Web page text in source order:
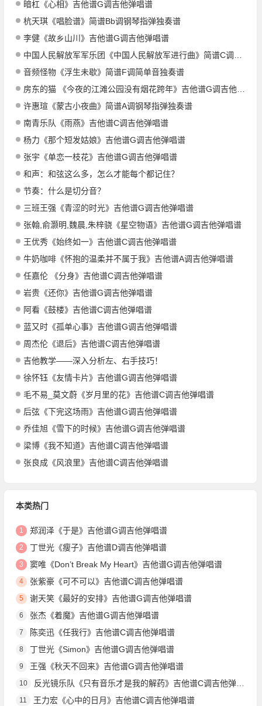
暗杠《心相》吉他谱G调吉他弹唱谱
杭天琪《唱脸谱》简谱Bb调钢琴指弹独奏谱
李健《故乡山川》吉他谱G调吉他弹唱谱
中国人民解放军军乐团《中国人民解放军进行曲》简谱C调钢琴指弹独奏谱
音频怪物《浮生未歇》简谱F调简单音独奏谱
房东的猫 《今夜的江滩公园没有烟花跨年》吉他谱G调吉他弹唱谱
许惠瑄《蒙古小夜曲》简谱A调钢琴指弹独奏谱
南青乐队《雨燕》吉他谱C调吉他弹唱谱
杨力《那个短发姑娘》吉他谱G调吉他弹唱谱
张宇《单恋一枝花》吉他谱G调吉他弹唱谱
和声：和弦这么多，怎么才能每个都记住？
节奏：什么是切分音？
三班王强《青涩的时光》吉他谱G调吉他弹唱谱
张翰,俞灏明,魏晨,朱梓骁《星空物语》吉他谱G调吉他弹唱谱
王优秀《始终如一》吉他谱C调吉他弹唱谱
牛奶咖啡《怀抱的温柔并不属于我》吉他谱A调吉他弹唱谱
任嘉伦 《分身》吉他谱C调吉他弹唱谱
岩贵《还你》吉他谱G调吉他弹唱谱
阿看《鼓楼》吉他谱C调吉他弹唱谱
蓝又时《孤单心事》吉他谱G调吉他弹唱谱
周杰伦《退后》吉他谱C调吉他弹唱谱
吉他教学——深入分析左、右手技巧！
徐怀钰《友情卡片》吉他谱G调吉他弹唱谱
毛不易_莫文蔚《岁月里的花》吉他谱C调吉他弹唱谱
后弦《下完这场雨》吉他谱G调吉他弹唱谱
乔佳旭《雪下的时候》吉他谱G调吉他弹唱谱
梁博《我不知道》吉他谱C调吉他弹唱谱
张良成《风浪里》吉他谱C调吉他弹唱谱
本类热门
1 郑润泽《于是》吉他谱G调吉他弹唱谱
2 丁世光《瘦子》吉他谱D调吉他弹唱谱
3 窦唯《Don’t Break My Heart》吉他谱G调吉他弹唱谱
4 张紫豪《可不可以》吉他谱C调吉他弹唱谱
5 谢天笑《最好的安排》吉他谱G调吉他弹唱谱
6 张杰《着魔》吉他谱G调吉他弹唱谱
7 陈奕迅《任我行》吉他谱C调吉他弹唱谱
8 丁世光《Simon》吉他谱G调吉他弹唱谱
9 王强《秋天不回来》吉他谱G调吉他弹唱谱
10 反光镜乐队《只有音乐才是我的解药》吉他谱C调吉他弹唱谱
11 王力宏《心中的日月》吉他谱C调吉他弹唱谱